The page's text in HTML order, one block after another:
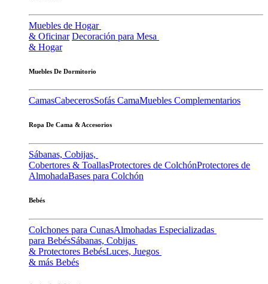
Muebles de Hogar
& Oficinar Decoración para Mesa
& Hogar
Muebles De Dormitorio
CamasCabecerosSofás CamaMuebles Complementarios
Ropa De Cama & Accesorios
Sábanas, Cobijas,
Cobertores & ToallasProtectores de ColchónProtectores de
AlmohadaBases para Colchón
Bebés
Colchones para CunasAlmohadas Especializadas
para BebésSábanas, Cobijas
& Protectores BebésLuces, Juegos
& más Bebés